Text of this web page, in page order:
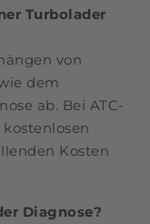
Turbolader
von
dem
ab. Bei ATC-
Kosten
Diagnose?